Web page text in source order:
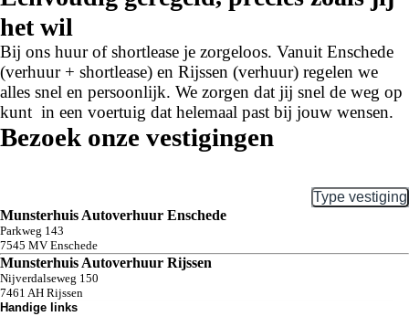
het wil
Bij ons huur of shortlease je zorgeloos. Vanuit Enschede
(verhuur + shortlease) en Rijssen (verhuur) regelen we
alles snel en persoonlijk. We zorgen dat jij snel de weg op
kunt in een voertuig dat helemaal past bij jouw wensen.
Bezoek onze vestigingen
Type vestiging
Munsterhuis Autoverhuur Enschede
Parkweg 143
7545 MV Enschede
Munsterhuis Autoverhuur Rijssen
Nijverdalseweg 150
7461 AH Rijssen
Handige links